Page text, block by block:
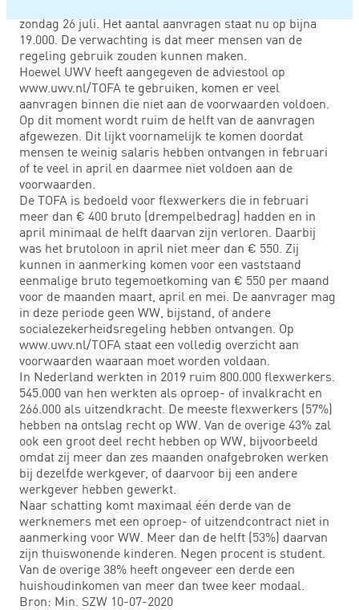
zondag 26 juli. Het aantal aanvragen staat nu op bijna
19.000. De verwachting is dat meer mensen van de
regeling gebruik zouden kunnen maken.
Hoewel UWV heeft aangegeven de adviestool op
www.uwv.nl/TOFA te gebruiken, komen er veel
aanvragen binnen die niet aan de voorwaarden voldoen.
Op dit moment wordt ruim de helft van de aanvragen
afgewezen. Dit lijkt voornamelijk te komen doordat
mensen te weinig salaris hebben ontvangen in februari
of te veel in april en daarmee niet voldoen aan de
voorwaarden.
De TOFA is bedoeld voor flexwerkers die in februari
meer dan € 400 bruto (drempelbedrag) hadden en in
april minimaal de helft daarvan zijn verloren. Daarbij
was het brutoloon in april niet meer dan € 550. Zij
kunnen in aanmerking komen voor een vaststaand
eenmalige bruto tegemoetkoming van € 550 per maand
voor de maanden maart, april en mei. De aanvrager mag
in deze periode geen WW, bijstand, of andere
socialezekerheidsregeling hebben ontvangen. Op
www.uwv.nl/TOFA staat een volledig overzicht aan
voorwaarden waaraan moet worden voldaan.
In Nederland werkten in 2019 ruim 800.000 flexwerkers.
545.000 van hen werkten als oproep- of invalkracht en
266.000 als uitzendkracht. De meeste flexwerkers (57%)
hebben na ontslag recht op WW. Van de overige 43% zal
ook een groot deel recht hebben op WW, bijvoorbeeld
omdat zij meer dan zes maanden onafgebroken werken
bij dezelfde werkgever, of daarvoor bij een andere
werkgever hebben gewerkt.
Naar schatting komt maximaal één derde van de
werknemers met een oproep- of uitzendcontract niet in
aanmerking voor WW. Meer dan de helft (53%) daarvan
zijn thuiswonende kinderen. Negen procent is student.
Van de overige 38% heeft ongeveer een derde een
huishoudinkomen van meer dan twee keer modaal.
Bron: Min. SZW 10-07-2020